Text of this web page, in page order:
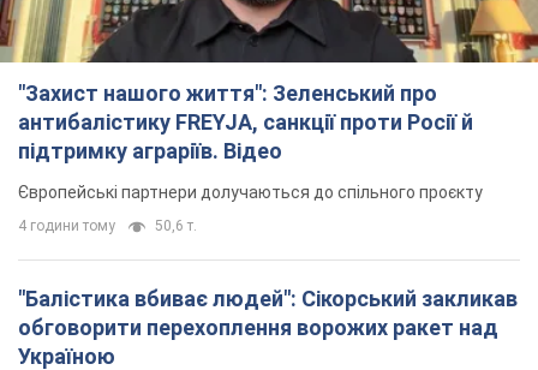
обговорити перехоплення ворожих ракет над
Україною
Глава МЗС Польщі закликав до збиття російських ракет над
Україною
7,9 т.
Росія вдарила дроном по німецькому судну в
Чорному морі біля Одеси: подробиці
одного удару безпілотником по судну
3 години тому 2,3 т.